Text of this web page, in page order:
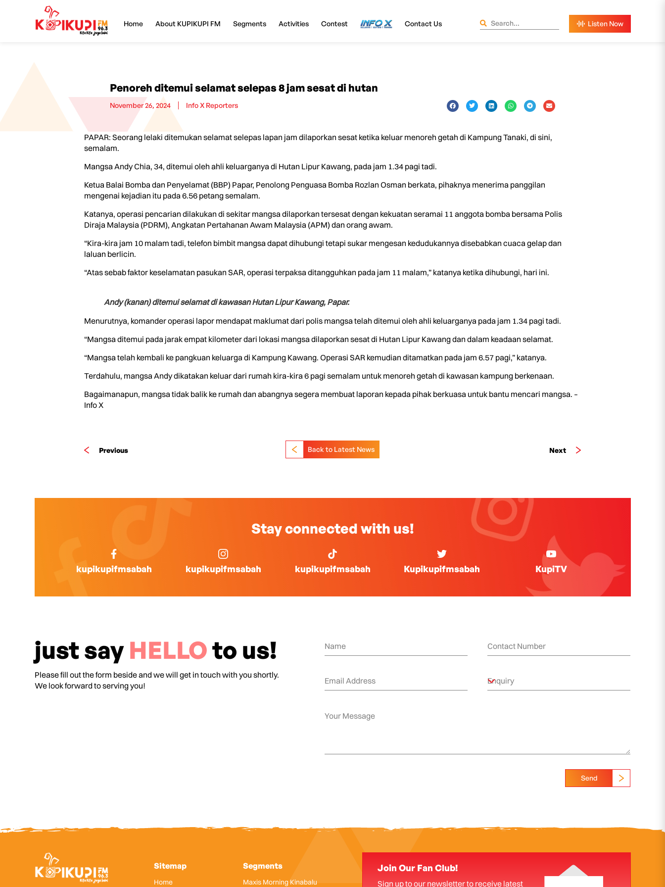
Home About KUPIKUPI FM Segments Activities Contest InfoX Contact Us
Penoreh ditemui selamat selepas 8 jam sesat di hutan
November 26, 2024 Info X Reporters
PAPAR: Seorang lelaki ditemukan selamat selepas lapan jam dilaporkan sesat ketika keluar menoreh getah di Kampung Tanaki, di sini,
semalam.
Mangsa Andy Chia, 34, ditemui oleh ahli keluarganya di Hutan Lipur Kawang, pada jam 1.34 pagi tadi.
Ketua Balai Bomba dan Penyelamat (BBP) Papar, Penolong Penguasa Bomba Rozlan Osman berkata, pihaknya menerima panggilan
mengenai kejadian itu pada 6.56 petang semalam.
Katanya, operasi pencarian dilakukan di sekitar mangsa dilaporkan tersesat dengan kekuatan seramai 11 anggota bomba bersama Polis
Diraja Malaysia (PDRM), Angkatan Pertahanan Awam Malaysia (APM) dan orang awam.
“Kira-kira jam 10 malam tadi, telefon bimbit mangsa dapat dihubungi tetapi sukar mengesan kedudukannya disebabkan cuaca gelap dan
laluan berlicin.
“Atas sebab faktor keselamatan pasukan SAR, operasi terpaksa ditangguhkan pada jam 11 malam,” katanya ketika dihubungi, hari ini.
Andy (kanan) ditemui selamat di kawasan Hutan Lipur Kawang, Papar.
Menurutnya, komander operasi lapor mendapat maklumat dari polis mangsa telah ditemui oleh ahli keluarganya pada jam 1.34 pagi tadi.
“Mangsa ditemui pada jarak empat kilometer dari lokasi mangsa dilaporkan sesat di Hutan Lipur Kawang dan dalam keadaan selamat.
“Mangsa telah kembali ke pangkuan keluarga di Kampung Kawang. Operasi SAR kemudian ditamatkan pada jam 6.57 pagi,” katanya.
Terdahulu, mangsa Andy dikatakan keluar dari rumah kira-kira 6 pagi semalam untuk menoreh getah di kawasan kampung berkenaan.
Bagaimanapun, mangsa tidak balik ke rumah dan abangnya segera membuat laporan kepada pihak berkuasa untuk bantu mencari mangsa. –
Info X
Previous Next
Back to Latest News
Stay connected with us!
kupikupifmsabah kupikupifmsabah kupikupifmsabah Kupikupifmsabah KupiTV
just say HELLOto us!
Please fill out the form beside and we will get in touch with you shortly.
We look forward to serving you!
Send
Sitemap
Home
Segments
Maxis Morning Kinabalu
Join Our Fan Club!
Sign up to our newsletter to receive latest